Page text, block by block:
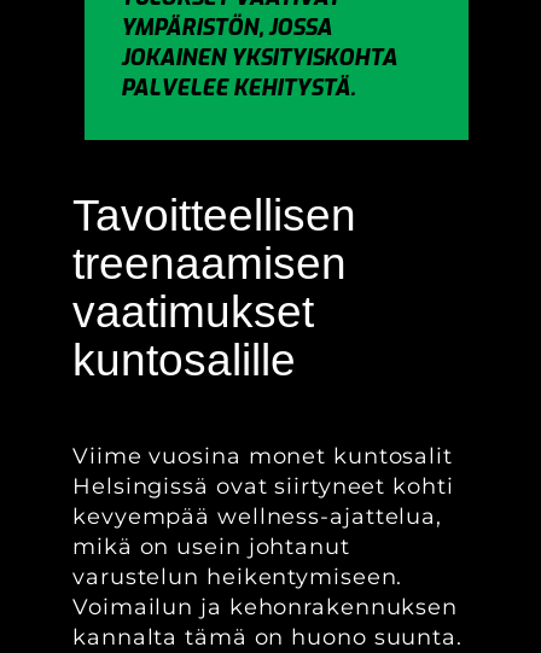
YMPÄRISTÖN, JOSSA
JOKAINEN YKSITYISKOHTA
PALVELEE KEHITYSTÄ.
Tavoitteellisen
treenaamisen
vaatimukset
kuntosalille
Viime vuosina monet kuntosalit
Helsingissä ovat siirtyneet kohti
kevyempää wellness-ajattelua,
mikä on usein johtanut
varustelun heikentymiseen.
Voimailun ja kehonrakennuksen
kannalta tämä on huono suunta.